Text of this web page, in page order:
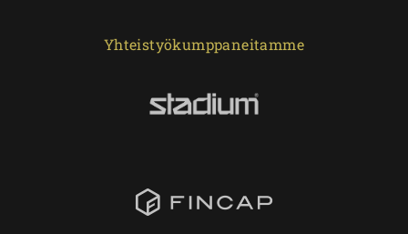
Yhteistyökumppaneitamme